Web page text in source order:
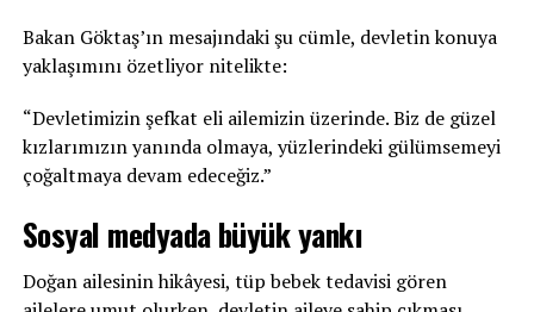
Bakan Göktaş’ın mesajındaki şu cümle, devletin konuya
yaklaşımını özetliyor nitelikte:
“Devletimizin şefkat eli ailemizin üzerinde. Biz de güzel
kızlarımızın yanında olmaya, yüzlerindeki gülümsemeyi
çoğaltmaya devam edeceğiz.”
Sosyal medyada büyük yankı
Doğan ailesinin hikâyesi, tüp bebek tedavisi gören